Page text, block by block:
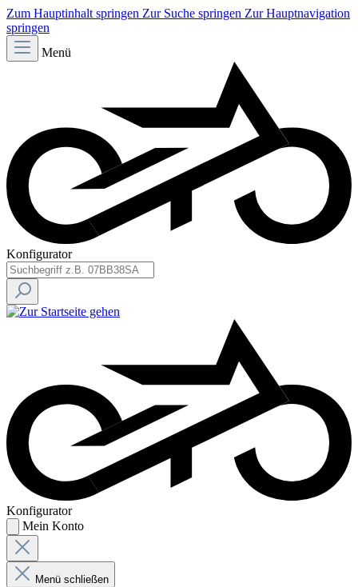
Zum Hauptinhalt springen Zur Suche springen Zur Hauptnavigation
springen
Menü
Konfigurator
Konfigurator
Mein Konto
Menü schließen